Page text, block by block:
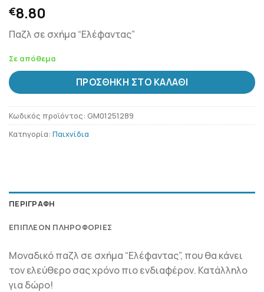
€8.80
Παζλ σε σχήμα “Ελέφαντας”
Σε απόθεμα
ΠΡΟΣΘΉΚΗ ΣΤΟ ΚΑΛΆΘΙ
Κωδικός προϊόντος: GM01251289
Κατηγορία: Παιχνίδια
ΠΕΡΙΓΡΑΦΉ
ΕΠΙΠΛΈΟΝ ΠΛΗΡΟΦΟΡΊΕΣ
Μοναδικό παζλ σε σχήμα “Ελέφαντας”, που θα κάνει
τον ελεύθερο σας χρόνο πιο ενδιαφέρον. Κατάλληλο
για δώρο!